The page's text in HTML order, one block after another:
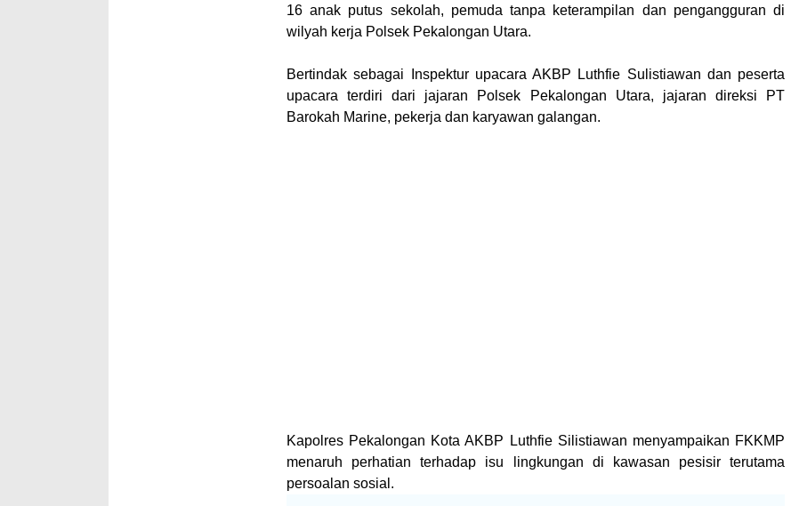
16 anak putus sekolah, pemuda tanpa keterampilan dan pengangguran di
wilyah kerja Polsek Pekalongan Utara.
Bertindak sebagai Inspektur upacara AKBP Luthfie Sulistiawan dan peserta
upacara terdiri dari jajaran Polsek Pekalongan Utara, jajaran direksi PT
Barokah Marine, pekerja dan karyawan galangan.
Kapolres Pekalongan Kota AKBP Luthfie Silistiawan menyampaikan FKKMP
menaruh perhatian terhadap isu lingkungan di kawasan pesisir terutama
persoalan sosial.